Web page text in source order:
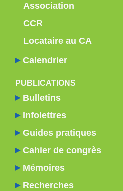
Association
CCR
Locataire au CA
Calendrier
PUBLICATIONS
Bulletins
Infolettres
Guides pratiques
Cahier de congrès
Mémoires
Recherches